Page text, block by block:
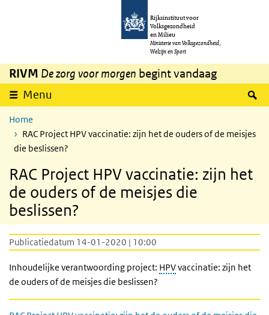
Overslaan en naar de inhoud gaan
Rijksinstituut voor
Volksgezondheid
en Milieu
Ministerie van Volksgezondheid,
Welzijn en Sport
RIVM De zorg voor morgen begint vandaag
Menu
Home
RAC Project HPV vaccinatie: zijn het de ouders of de meisjes
die beslissen?
RAC Project HPV vaccinatie: zijn het
de ouders of de meisjes die
beslissen?
Publicatiedatum 14-01-2020 | 10:00
Inhoudelijke verantwoording project: HPVvaccinatie: zijn het
de ouders of de meisjes die beslissen?